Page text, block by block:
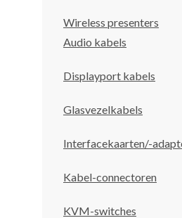
Wireless presenters
Audio kabels
Displayport kabels
Glasvezelkabels
Interfacekaarten/-
Kabel-connectoren
KVM-switches